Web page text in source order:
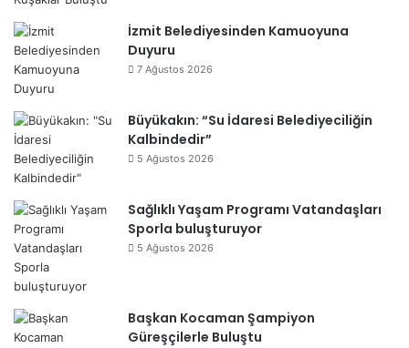
İzmit Belediyesinden Kamuoyuna
Duyuru
7 Ağustos 2026
Büyükakın: “Su İdaresi Belediyeciliğin
Kalbindedir”
5 Ağustos 2026
Sağlıklı Yaşam Programı Vatandaşları
Sporla buluşturuyor
5 Ağustos 2026
Başkan Kocaman Şampiyon
Güreşçilerle Buluştu